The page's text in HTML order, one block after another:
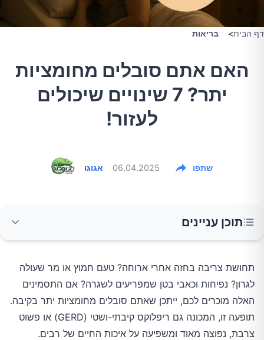
דף הבית> בריאות
האם אתם סובלים מחומציות
יתר? 7 שינויים שיכולים
לעזור!
אגוגו 06.04.2025 שתפו
תוכן עניינים
מהי חומציות בקיבה ואיך היא מתבטאת?
מהם הגורמים לחומציות יתר?
שינויים באורח החיים להפחתת החומציות – זה
תחושת צריבה בחזה אחרי ארוחה? טעם חמוץ או מר שעולה
לגרון? נפיחות וכאבי בטן שמפריעים לשגרה? אם התסמינים
האלה מוכרים לכם, ייתכן שאתם סובלים מחומציות יתר בקיבה.
תופעה זו, המכונה גם ריפלוקס קיבתי-ושטי (GERD) או פשוט
צרבת, נפוצה מאוד ומשפיעה על איכות החיים של רבים.